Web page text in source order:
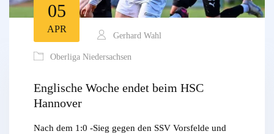
05
APR
Gerhard Wahl
Oberliga Niedersachsen
Englische Woche endet beim HSC
Hannover
Nach dem 1:0 -Sieg gegen den SSV Vorsfelde und